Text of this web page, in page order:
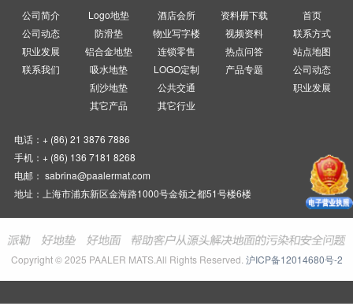
公司简介
公司动态
职业发展
联系我们
Logo地垫
防滑垫
铝合金地垫
吸水地垫
刮沙地垫
其它产品
酒店会所
物业写字楼
连锁零售
LOGO定制
公共交通
其它行业
资料册下载
视频资料
热点问答
产品专题
首页
联系方式
站点地图
公司动态
职业发展
电话：+ (86) 21 3876 7886
手机：+ (86) 136 7181 8268
电邮： sabrina@paalermat.com
地址：上海市浦东新区金海路1000号金领之都51号楼6楼
Copyright © 2025 PAALER MATS.All Rights Reserved. 沪ICP备12014680号-2